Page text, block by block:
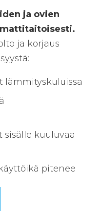
ja ovien
ja korjaus
lämmityskuluissa
kuuluvaa
pitenee